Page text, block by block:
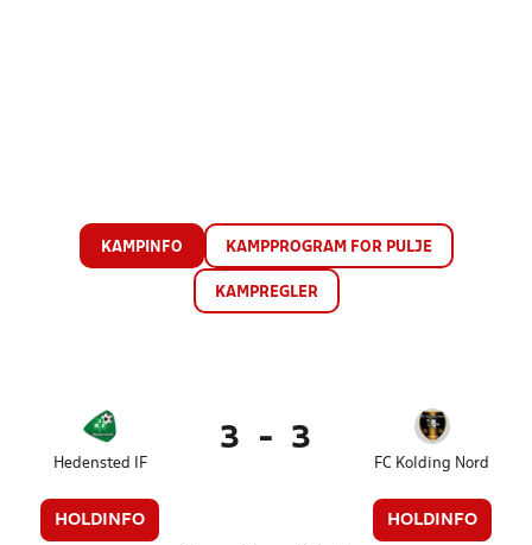
KAMPINFO KAMPPROGRAM FOR PULJE
KAMPREGLER
Hedensted IF
HOLDINFO
3 - 3
FC Kolding Nord
HOLDINFO